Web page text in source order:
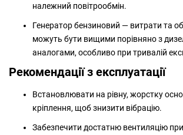
належний повітрообмін.
Генератор бензиновий — витрати та
можуть бути вищими порівняно з
аналогами, особливо при тривалій
Рекомендації з експлуатації
Встановлювати на рівну, жорстку
кріплення, щоб знизити вібрацію.
Забезпечити достатню вентиляцію